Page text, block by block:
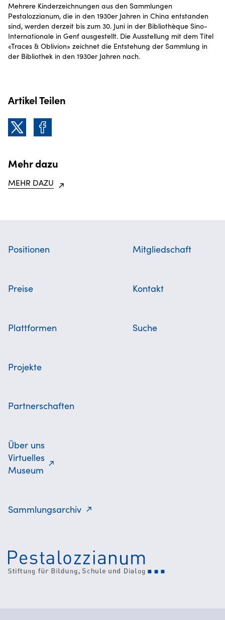
Mehrere Kinderzeichnungen aus den Sammlungen
Pestalozzianum, die in den 1930er Jahren in China entstanden
sind, werden derzeit bis zum 30. Juni in der Bibliothèque Sino-
Internationale in Genf ausgestellt. Die Ausstellung mit dem Titel
«Traces & Oblivion» zeichnet die Entstehung der Sammlung in
der Bibliothek in den 1930er Jahren nach.
Artikel Teilen
Mehr dazu
MEHR DAZU
Positionen
Preise
Plattformen
Projekte
Partnerschaften
Über uns
Mitgliedschaft
Kontakt
Suche
Virtuelles
Museum
Sammlungsarchiv